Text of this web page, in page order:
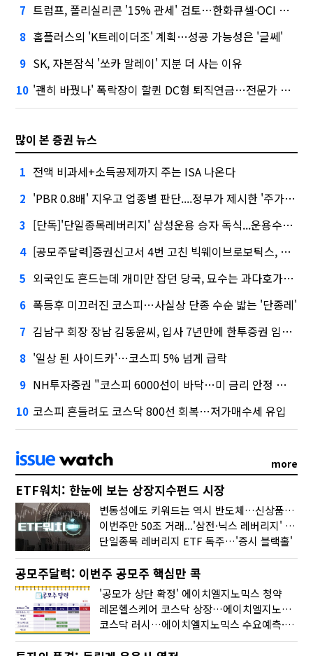
7 트럼프, 폴리실리콘 '15% 관세' 검토…한화큐셀·OCI 영향은?
8 홈플러스의 'K트레이더조' 계획…성공 가능성은 '글쎄'
9 SK, 자본잠식 '쏘카 말레이' 지분 더 사는 이유
10 '괜히 바꿨나' 폭락장이 할퀸 DC형 퇴직연금…전문가 조언은
많이 본 증권 뉴스
1 전액 비과세+소득공제까지 주는 ISA 나온다
2 'PBR 0.8배' 지우고 업종별 판단....정부가 제시한 '주가 누르기' 방지법
3 [단독]'단일종목레버리지' 삼성운용 승자 독식...운용수익 미래에셋의 6배
4 [공모주달력]증권신고서 4번 고친 빅웨이브로보틱스, 수요예측
5 외국인도 흔드는데 개미만 잡던 당국, 묘수는 과다호가부담금?
6 폭등후 미끄러진 코스피…사실상 단종 수순 밟는 '단종레'
7 김남구 회장 장남 김동윤씨, 입사 7년만에 한투증권 임원 승진
8 '일상 된 사이드카'…코스피 5% 넘게 급락
9 NH투자증권 "코스피 6000선이 바닥…미 금리 안정 후 추가 회복"
10 코스피 흔들려도 코스닥 800선 회복…저가매수세 유입
more
ETF워치: 한눈에 보는 상장지수펀드 시장
변동성에도 키워드는 역시 반도체…신상품은 우주·방산
이번주만 50조 거래...'삼전·닉스 레버리지' 수익률은 -30%
단일종목 레버리지 ETF 독주…'증시 블랙홀'
공모주달력: 이번주 공모주 핵심만 콕
'공모가 상단 확정' 에이치엘지노믹스 청약
레몬헬스케어 코스닥 상장…에이치엘지노믹스 수요예측
코스닥 러시…에이치엘지노믹스 수요예측·레메디 청약